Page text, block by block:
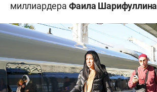
миллиардера Фаила Шарифуллина